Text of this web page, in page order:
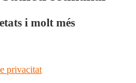
i molt més
privacitat